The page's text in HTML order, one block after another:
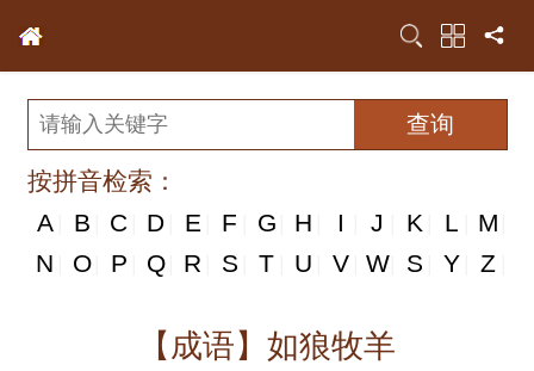
按拼音检索：
A
B C D E F G H I J K L M
N
N O P Q R S T U V W S Y Z
【成语】如狼牧羊